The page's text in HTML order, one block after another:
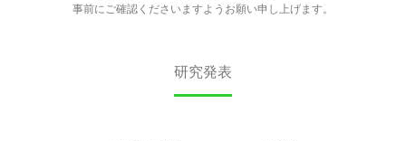
事前にご確認くださいますようお願い申し上げます。
研究発表